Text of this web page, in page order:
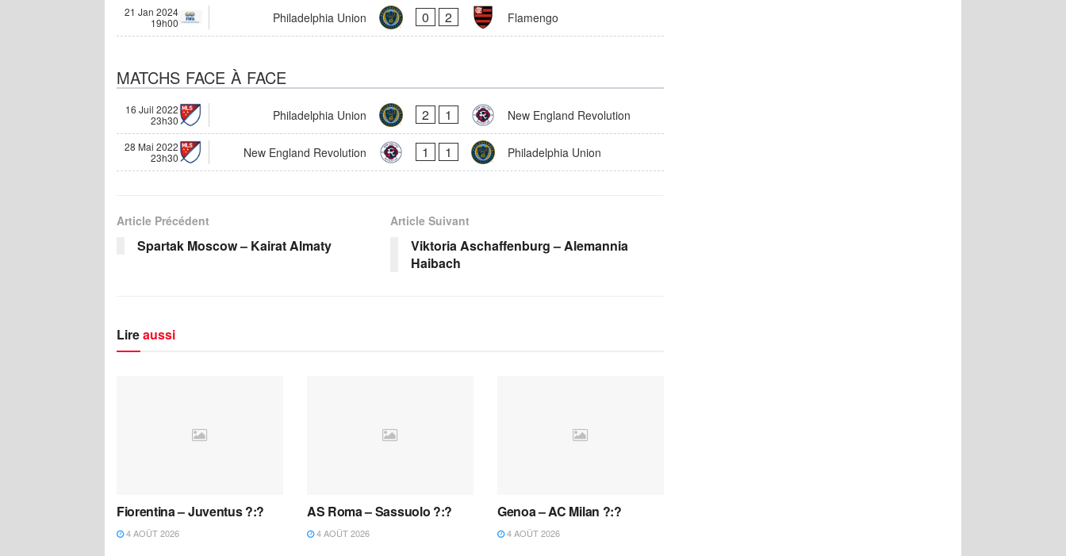
21 Jan 2024
19h00
Philadelphia Union 0 2 Flamengo
MATCHS FACE À FACE
16 Juil 2022
23h30
Philadelphia Union 2 1 New England Revolution
28 Mai 2022
23h30
New England Revolution 1 1 Philadelphia Union
Article Précédent
Spartak Moscow – Kairat Almaty
Article Suivant
Viktoria Aschaffenburg – Alemannia
Haibach
Lireaussi
Fiorentina – Juventus ?:?
4 AOÛT 2026
AS Roma – Sassuolo ?:?
4 AOÛT 2026
Genoa – AC Milan ?:?
4 AOÛT 2026